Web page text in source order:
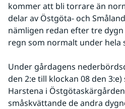
kommer att bli torrare än
delar av Östgöta- och
nämligen redan efter tre
regn som normalt under hela
Under gårdagens
den 2:e till klockan 08 den
Harstena i
småskvättande de andra